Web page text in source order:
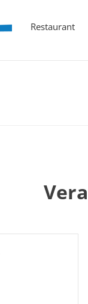
Restaurant